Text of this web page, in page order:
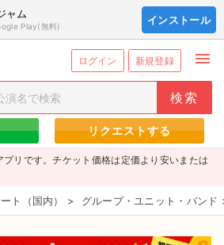
ャム
Play(無料) インストール
ログイン 新規登録 menu
exit_to_app ログイン
す
リクエストする
リです。チケット価格は定価より安いまたは
ト（国内） > グループ・ユニット・バンド